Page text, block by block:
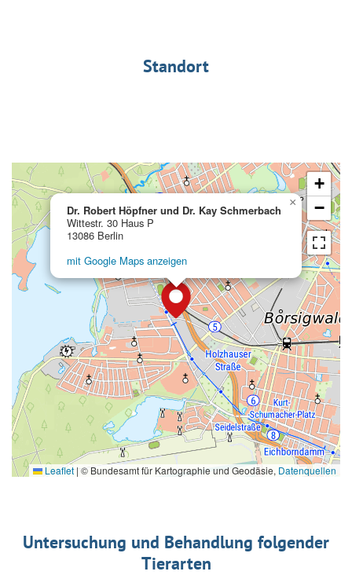
Standort
Dr. Robert Höpfner und Dr. Kay Schmerbach
Wittestr. 30 Haus P
13086 Berlin
mit Google Maps anzeigen
×
+
−
Leaflet | © Bundesamt für Kartographie und Geodäsie, Datenquellen
Untersuchung und Behandlung folgender
Tierarten